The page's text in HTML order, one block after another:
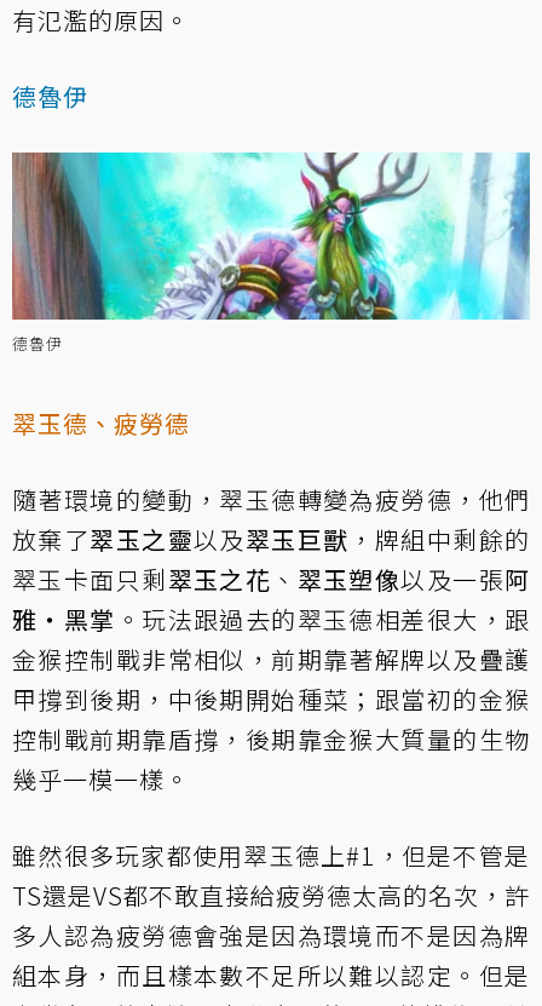
有氾濫的原因。
德魯伊
德魯伊
翠玉德、疲勞德
隨著環境的變動，翠玉德轉變為疲勞德，他們
放棄了翠玉之靈以及翠玉巨獸 ，牌組中剩餘的
翠玉卡面只剩翠玉之花 、 翠玉塑像以及一張阿
雅‧黑掌 。玩法跟過去的翠玉德相差很大，跟
金猴控制戰非常相似，前期靠著解牌以及疊護
甲撐到後期，中後期開始種菜；跟當初的金猴
控制戰前期靠盾撐，後期靠金猴大質量的生物
幾乎一模一樣。
雖然很多玩家都使用翠玉德上#1，但是不管是
TS還是VS都不敢直接給疲勞德太高的名次，許
多人認為疲勞德會強是因為環境而不是因為牌
組本身，而且樣本數不足所以難以認定。但是